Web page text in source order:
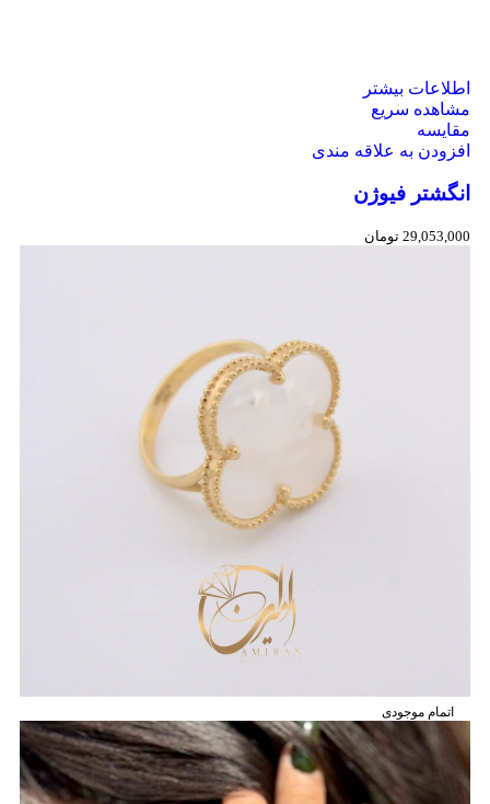
اطلاعات بیشتر
مشاهده سریع
مقایسه
افزودن به علاقه مندی
انگشتر فیوژن
29,053,000 تومان
اتمام موجودی